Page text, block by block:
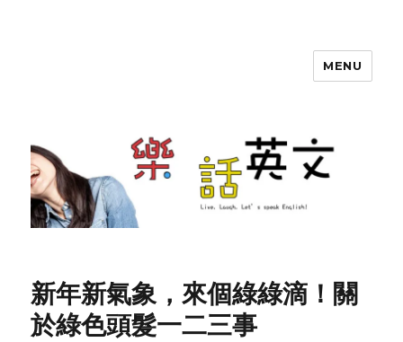
MENU
新年新氣象，來個綠綠滴！關
於綠色頭髮一二三事